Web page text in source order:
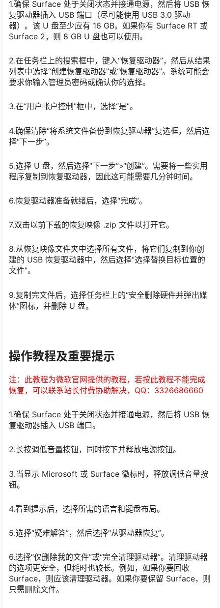
1.确保 Surface 处于关闭状态并接通电源，然后将 USB 恢
复驱动器插入 USB 端口（尽可能使用 USB 3.0 驱动
器）。该 U 盘至少应有 16 GB。如果你有 Surface RT 或
Surface 2，则 8 GB U 盘也可以使用。
2.在任务栏上的搜索框中，键入“恢复驱动器”，然后从结果
列表中选择“创建恢复驱动器”或“恢复驱动器”。系统可能会
要求你输入管理员密码或确认你的选择。
3.在“用户帐户控制”框中，选择“是”。
4.确保清除“将系统文件备份到恢复驱动器”复选框，然后选
择“下一步”。
5.选择 U 盘，然后选择“下一步”>“创建”。需要将一些实用
程序复制到恢复驱动器，因此这可能需要几分钟时间。
6.恢复驱动器准备就绪后，选择“完成”。
7.双击以前下载的恢复映像 .zip 文件以打开它。
8.从恢复映像文件夹中选择所有文件，将它们复制到你创
建的 USB 恢复驱动器中，然后选择“选择替换目标位置的
文件”。
9.复制完文件后，选择任务栏上的“安全删除硬件并弹出媒
体”图标，并删除 U 盘。
操作教程及重要提示
注：此教程为微软官网提供的教程，若按此教程不能完成
恢复，可以联系站长付费协助解决，QQ：3326686660
1.确保 Surface 处于关闭状态并接通电源，然后将 USB 恢
复驱动器插入 USB 端口。
2.长按调低音量按钮，同时按下并释放电源按钮。
3.当显示 Microsoft 或 Surface 徽标时，释放调低音量按
钮。
4.看到提示后，选择所需的语言和键盘布局。
5.选择“疑难解答”，然后选择“从驱动器恢复”。
6.选择“仅删除我的文件”或“完全清理驱动器”。清理驱动器
的选项更安全，但耗时也较长。例如，如果你要回收
Surface，则应该清理驱动器。如果你要保留 Surface，则
只需删除文件。